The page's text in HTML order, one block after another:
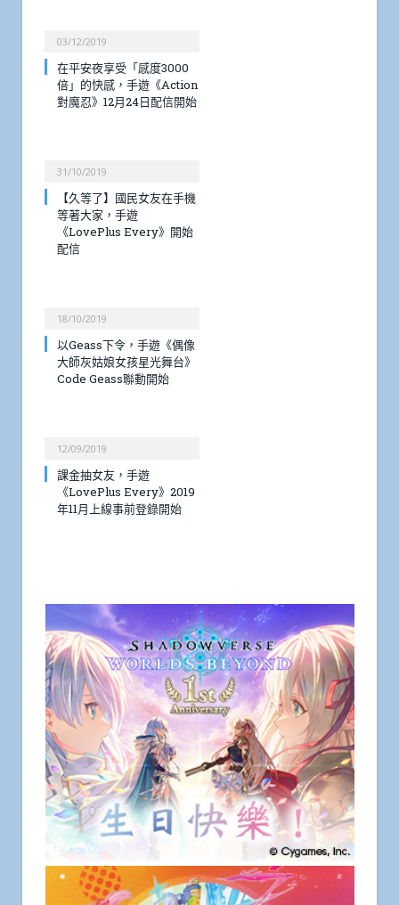
03/12/2019
在平安夜享受「感度3000
倍」的快感，手遊《Action
對魔忍》12月24日配信開始
31/10/2019
【久等了】國民女友在手機
等著大家，手遊
《LovePlus Every》開始
配信
18/10/2019
以Geass下令，手遊《偶像
大師灰姑娘女孩星光舞台》
Code Geass聯動開始
12/09/2019
課金抽女友，手遊
《LovePlus Every》2019
年11月上線事前登錄開始